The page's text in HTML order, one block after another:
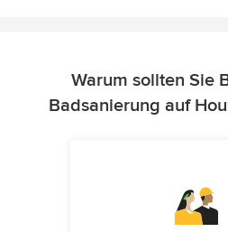
Warum sollten Sie
Badsanierung auf